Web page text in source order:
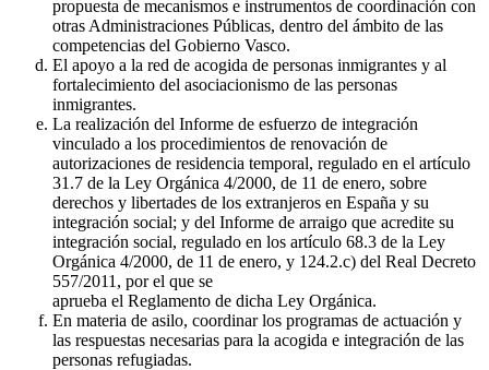
propuesta de mecanismos e instrumentos de coordinación con
otras Administraciones Públicas, dentro del ámbito de las
competencias del Gobierno Vasco.
El apoyo a la red de acogida de personas inmigrantes y al
fortalecimiento del asociacionismo de las personas
inmigrantes.
La realización del Informe de esfuerzo de integración
vinculado a los procedimientos de renovación de
autorizaciones de residencia temporal, regulado en el artículo
31.7 de la Ley Orgánica 4/2000, de 11 de enero, sobre
derechos y libertades de los extranjeros en España y su
integración social; y del Informe de arraigo que acredite su
integración social, regulado en los artículo 68.3 de la Ley
Orgánica 4/2000, de 11 de enero, y 124.2.c) del Real Decreto
557/2011, por el que se
aprueba el Reglamento de dicha Ley Orgánica.
En materia de asilo, coordinar los programas de actuación y
las respuestas necesarias para la acogida e integración de las
personas refugiadas.